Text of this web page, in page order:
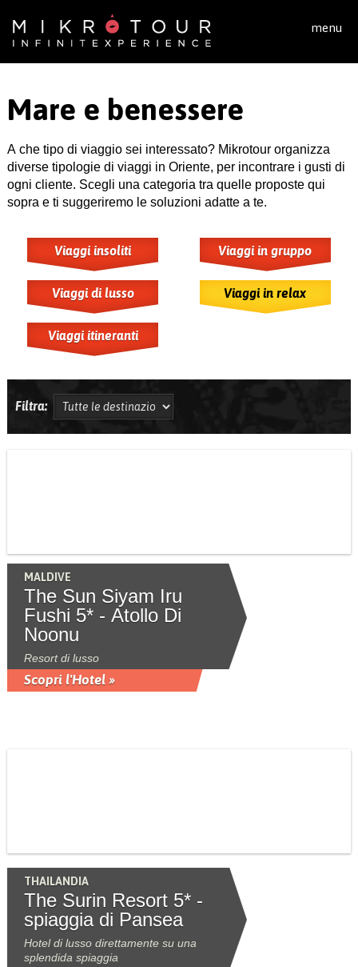
menu
Mare e benessere
A che tipo di viaggio sei interessato? Mikrotour organizza
diverse tipologie di viaggi in Oriente, per incontrare i gusti di
ogni cliente. Scegli una categoria tra quelle proposte qui
sopra e ti suggeriremo le soluzioni adatte a te.
Viaggi insoliti Viaggi in gruppo
Viaggi di lusso Viaggi in relax
Viaggi itineranti
Filtra:
MALDIVE
The Sun Siyam Iru
Fushi 5* - Atollo Di
Noonu
Resort di lusso
Scopri l'Hotel »
THAILANDIA
The Surin Resort 5* -
spiaggia di Pansea
Hotel di lusso direttamente su una
splendida spiaggia